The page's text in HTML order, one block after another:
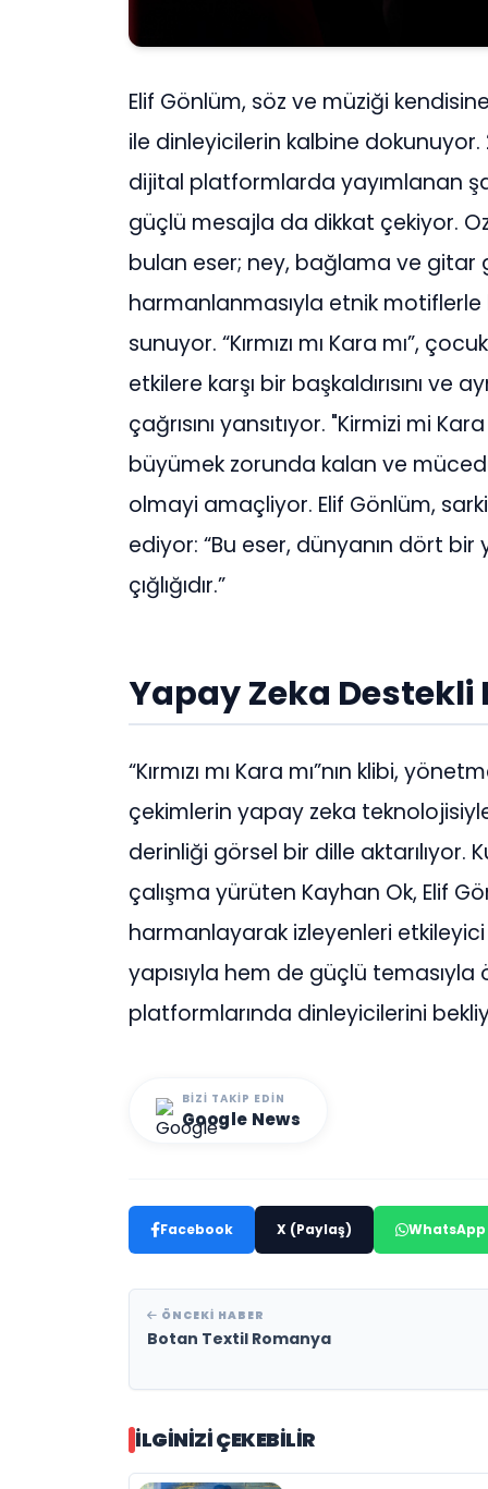
Elif Gönlüm, söz ve müziği kendisine
ile dinleyicilerin kalbine
dijital platformlarda yayımlanan
güçlü mesajla da dikkat çekiyor.
bulan eser; ney, bağlama ve gitar
harmanlanmasıyla etnik motiflerle
sunuyor. “Kırmızı mı Kara mı”,
etkilere karşı bir başkaldırısını ve
çağrısını yansıtıyor. "Kirmizi mi
büyümek zorunda kalan ve
olmayi amaçliyor. Elif Gönlüm,
ediyor: “Bu eser, dünyanın dört bir
çığlığıdır.”
Yapay Zeka Destekli
“Kırmızı mı Kara mı”nın klibi,
çekimlerin yapay zeka
derinliği görsel bir dille
çalışma yürüten Kayhan Ok, Elif
harmanlayarak izleyenleri
yapısıyla hem de güçlü temasıyla
platformlarında dinleyicilerini
BIZI TAKIP EDIN
Google News
Facebook X (Paylaş) WhatsApp
ÖNCEKI HABER
Botan Textil Romanya
İLGINIZI ÇEKEBILIR